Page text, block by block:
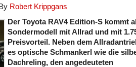
Robert Krippgans
Der Toyota RAV4 Edition-S kommt
Sondermodell mit Allrad und mit
Preisvorteil. Neben dem
es optische Schmankerl wie die
Dachreling, den angedeuteten